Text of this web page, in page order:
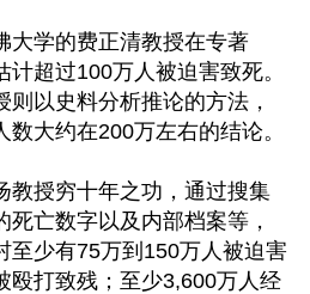
大学的费正清教授在专著
计超过100万人被迫害致死。
以史料分析推论的方法，
大约在200万左右的结论。
教授穷十年之功，通过搜集
亡数字以及内部档案等，
至少有75万到150万人被迫害
殴打致残；至少3,600万人经